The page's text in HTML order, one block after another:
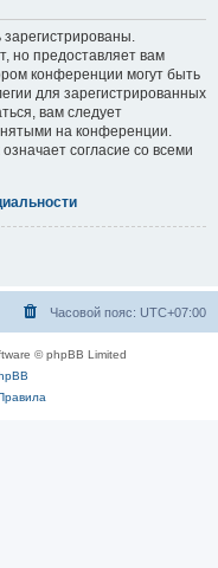
но предоставляет вам
конференции могут быть
для зарегистрированных
вам следует
на конференции.
согласие со всеми
Часовой пояс: UTC+07:00
© phpBB Limited